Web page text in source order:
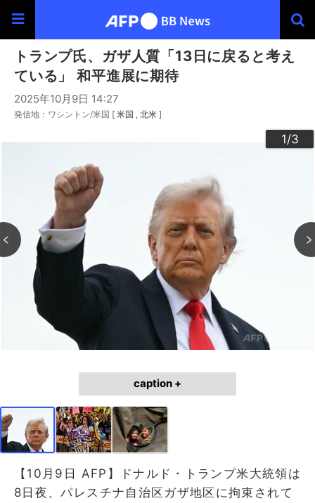
トランプ氏、ガザ人質「13日に戻ると考え
ている」 和平進展に期待
2025年10月9日 14:27
発信地：ワシントン/米国 [ 米国 北米 ]
1/3
2/3
3/3
caption +
【10月9日 AFP】ドナルド・トランプ米大統領は
8日夜、パレスチナ自治区ガザ地区に拘束されて